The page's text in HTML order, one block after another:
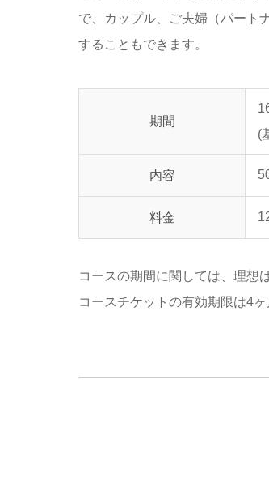
で、カップル、ご夫婦（パート
することもできます。
期間
(
内容
料金
コースの期間に関しては、理想
コースチケットの有効期限は4ヶ